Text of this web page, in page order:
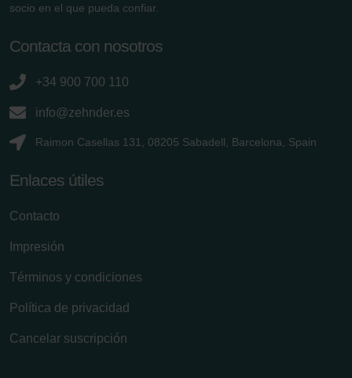
socio en el que pueda confiar.
Contacta con nosotros
+34 900 700 110
info@zehnder.es
Raimon Casellas 131, 08205 Sabadell, Barcelona, Spain
Enlaces útiles
Contacto
Impresión
Términos y condiciones
Política de privacidad
Cancelar suscripción